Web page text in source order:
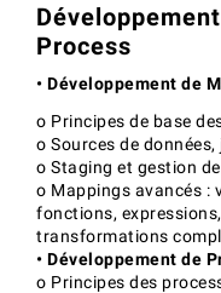
Process
• Développement de
o Principes de base
o Sources de
o Staging et gestion
o Mappings avancés :
fonctions, expressions,
transformations
• Développement de
o Principes des